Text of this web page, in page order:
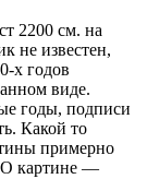
2200 см. на
не известен,
х годов
виде.
годы, подписи
Какой то
примерно
О картине —